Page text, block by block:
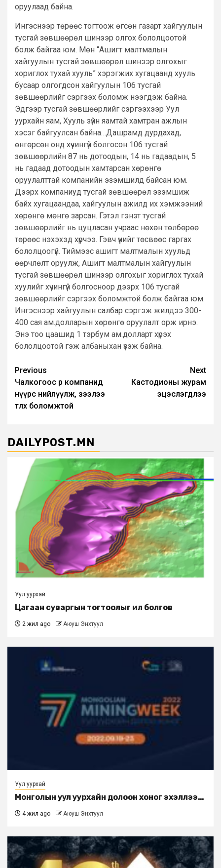
оруулаад байна.
Ингэснээр төрөөс тогтоож өгсөн газарт хайгуулын
тусгай зөвшөөрөл шинээр олгох бололцоотой
болж байгаа юм. Мөн “Ашигт малтмалын
хайгуулын тусгай зөвшөөрөл шинээр олгохыг
хориглох тухай хууль” хэрэгжих хугацаанд хууль
бусаар олгогдсон хайгуулын 106 тусгай
зөвшөөрлийг сэргээх боломж нээгдэж байна.
Эдгээр тусгай зөвшөөрлийг сэргээхээр Уул
уурхайн яам, Хууль зүйн яамтай хамтран ажлын
хэсэг байгуулсан байна…Дашрамд дурдахад,
өнгөрсөн онд хүчингүй болгосон 106 тусгай
зөвшөөрлийн 87 нь дотоодын, 14 нь гадаадын, 5
нь гадаад дотоодын хамтарсан хөрөнгө
оруулалттай компанийн эзэмшилд байсан юм.
Дээрх компаниуд тусгай зөвшөөрөл эзэмшиж
байх хугацаандаа, хайгуулын ажилд их хэмжээний
хөрөнгө мөнгө зарсан. Гэтэл гэнэт тусгай
зөвшөөрлийг нь цуцласан учраас нөхөн төлбөрөө
төрөөс нэхэхэд хүрчээ. Гэвч үүнийг төсвөөс гаргах
бололцоогүй. Тиймээс ашигт малтмалын хуульд
өөрчлөлт оруулж, Ашигт малтмалын хайгуулын
тусгай зөвшөөрөл шинээр олгохыг хориглох тухай
хуулийг хүчингүй болгосноор дээрх 106 тусгай
зөвшөөрлийг сэргээх боломжтой болж байгаа юм.
Ингэснээр хайгуулын салбар сэргэж жилдээ 300-
400 сая ам.долларын хөрөнгө оруулалт орж ирнэ.
Энэ тоо цаашид 1 тэрбум ам.долларт хүрэх
бололцоотой гэж албаныхан үзэж байна.
Post
navigation
Previous
Чалкогоос өөр компанид
нүүрс нийлүүлж, зээлээ
төлөх боломжтой
Next
Кастодионы журам
эцэслэгдлээ
DAILYPOST.MN
Уул уурхай
Цагаан суваргын тогтоолыг ил болгов
2 жил ago Аюуш Энхтуул
Уул уурхай
Монголын уул уурхайн долоон хоног эхэллээ…
4 жил ago Аюуш Энхтуул